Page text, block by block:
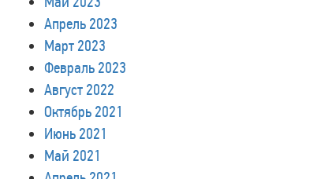
Апрель 2023
Март 2023
Февраль 2023
Август 2022
Октябрь 2021
Июнь 2021
Май 2021